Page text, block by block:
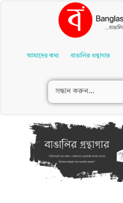
Contentআমাদের কথা বাঙালির গ্রন্থাগার